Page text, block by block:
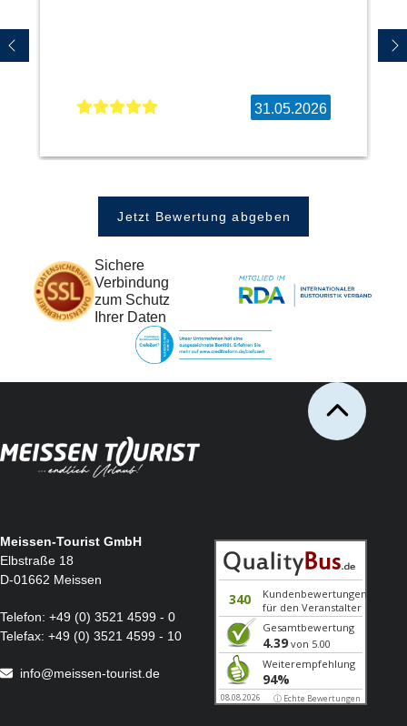
31.05.2026
Jetzt Bewertung abgeben
Sichere
Verbindung
zum Schutz
Ihrer Daten
Meissen-Tourist GmbH
Elbstraße 18
D-01662 Meissen
Telefon: +49 (0) 3521 4599 - 0
Telefax: +49 (0) 3521 4599 - 10
info@meissen-tourist.de